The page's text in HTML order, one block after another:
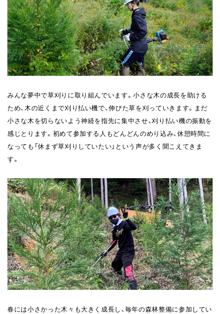
みんな夢中で草刈りに取り組んでいます。小さな木の成長を助ける
ため、木の近くまで刈り払い機で、伸びた草を刈っていきます。まだ
小さな木を切らないよう神経を指先に集中させ、刈り払い機の振動を
感じとります。初めて参加する人もどんどんのめり込み、休憩時間に
なっても「休まず草刈りしていたい」という声が多く聞こえてきま
す。
春には小さかった木々も大きく成長し、毎年の森林整備に参加してい